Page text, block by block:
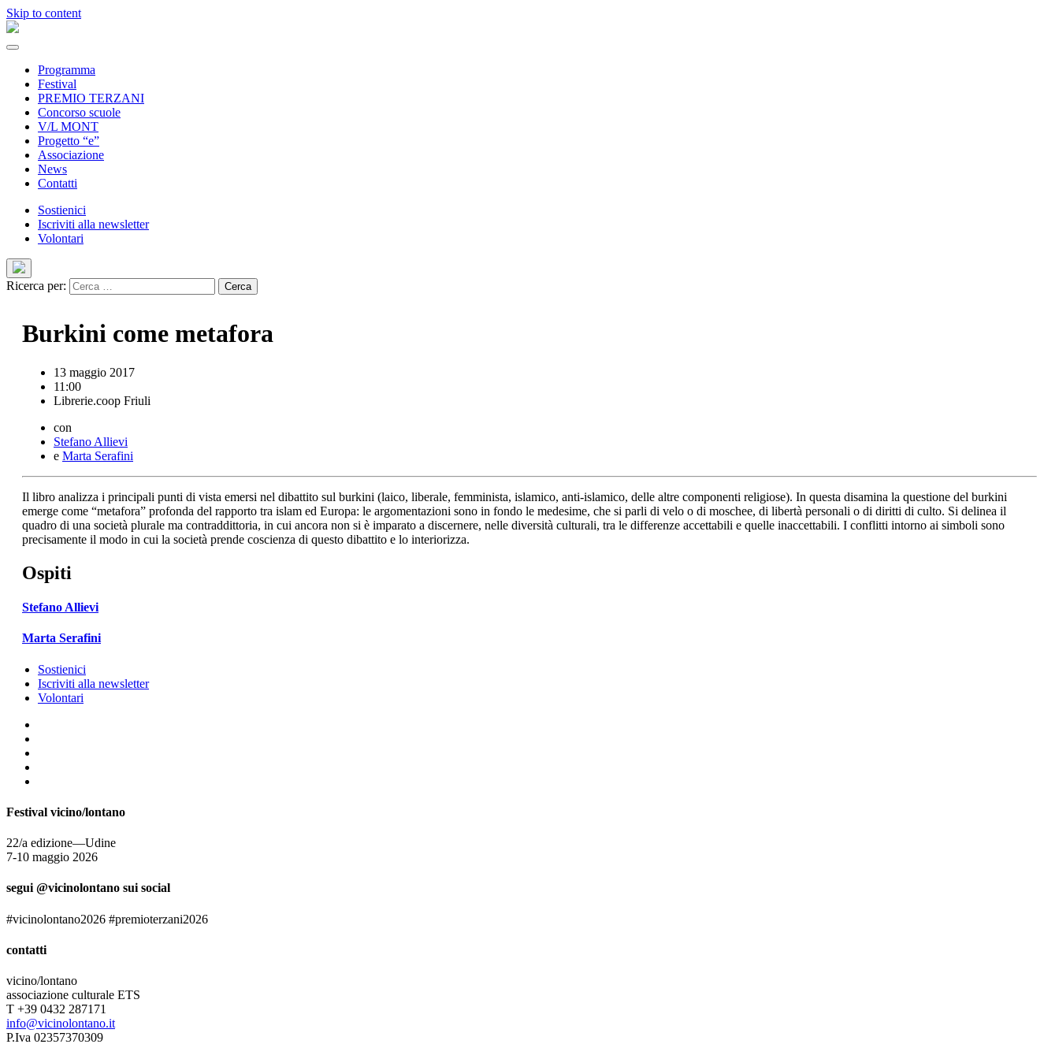
Skip to content
Programma
Festival
PREMIO TERZANI
Concorso scuole
V/L MONT
Progetto “e”
Associazione
News
Contatti
Sostienici
Iscriviti alla newsletter
Volontari
Ricerca per:
Burkini come metafora
13 maggio 2017
11:00
Librerie.coop Friuli
con
Stefano Allievi
e Marta Serafini
Il libro analizza i principali punti di vista emersi nel dibattito sul burkini (laico, liberale, femminista, islamico, anti-islamico, delle altre componenti religiose). In questa disamina la questione del burkini
emerge come “metafora” profonda del rapporto tra islam ed Europa: le argomentazioni sono in fondo le medesime, che si parli di velo o di moschee, di libertà personali o di diritti di culto. Si delinea il
quadro di una società plurale ma contraddittoria, in cui ancora non si è imparato a discernere, nelle diversità culturali, tra le differenze accettabili e quelle inaccettabili. I conflitti intorno ai simboli sono
precisamente il modo in cui la società prende coscienza di questo dibattito e lo interiorizza.
Ospiti
Stefano Allievi
Marta Serafini
Sostienici
Iscriviti alla newsletter
Volontari
Festival vicino/lontano
22/a edizione—Udine
7-10 maggio 2026
segui @vicinolontano sui social
#vicinolontano2026 #premioterzani2026
contatti
vicino/lontano
associazione culturale ETS
T +39 0432 287171
info@vicinolontano.it
P.Iva 02357370309